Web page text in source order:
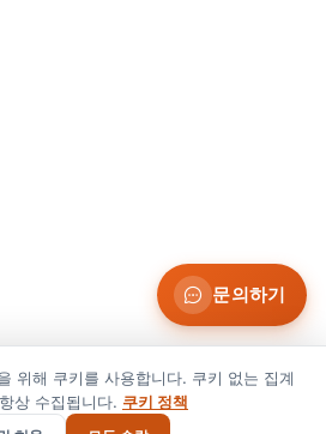
Suaid LLC — 미국
방침 쿠키 정책 쿠키 설정
문의하기
위해 쿠키를 사용합니다. 쿠키 없는 집계
상 수집됩니다. 쿠키 정책